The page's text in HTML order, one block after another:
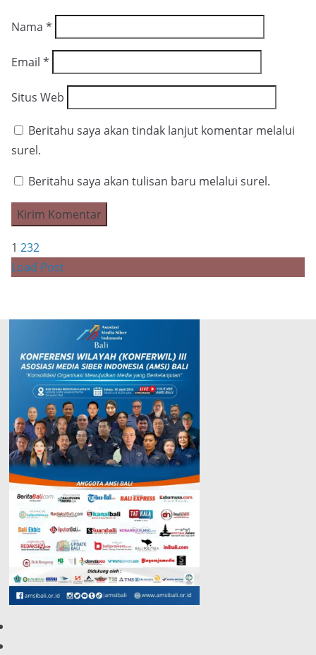
Nama *
Email *
Situs Web
Beritahu saya akan tindak lanjut komentar melalui
surel.
Beritahu saya akan tulisan baru melalui surel.
1 232
Load Post